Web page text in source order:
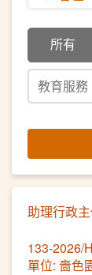
所有
教育服務
助理行政
133-2026/
單位: 嗇色